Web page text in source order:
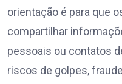
orientação é para que
compartilhar
pessoais ou contatos
riscos de golpes,